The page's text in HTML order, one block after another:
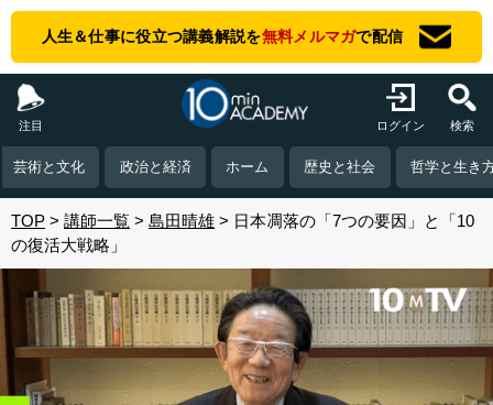
人生＆仕事に役立つ講義解説を無料メルマガで配信
注目 ログイン 検索
芸術と文化 政治と経済 ホーム 歴史と社会 哲学と生き
TOP 講師一覧 島田晴雄
日本凋落の「7つの要因」と「10
の復活大戦略」